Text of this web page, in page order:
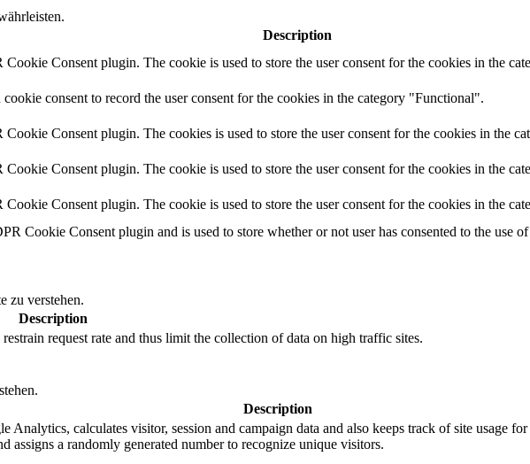
Description
Consent plugin. The cookie is used to store the user consent for the cookies in the
consent to record the user consent for the cookies in the category "Functional".
Consent plugin. The cookies is used to store the user consent for the cookies in the
Consent plugin. The cookie is used to store the user consent for the cookies in the
Consent plugin. The cookie is used to store the user consent for the cookies in the
Cookie Consent plugin and is used to store whether or not user has consented to the use
zu verstehen.
Description
request rate and thus limit the collection of data on high traffic sites.
Description
Analytics, calculates visitor, session and campaign data and also keeps track of site usage
assigns a randomly generated number to recognize unique visitors.